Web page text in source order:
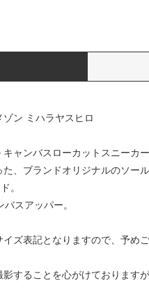
ン ミハラヤスヒロ
ャンバスローカットスニーカー
、ブランドオリジナルのソー
。
スアッパー。
ズ表記となりますので、予め
することを心がけております